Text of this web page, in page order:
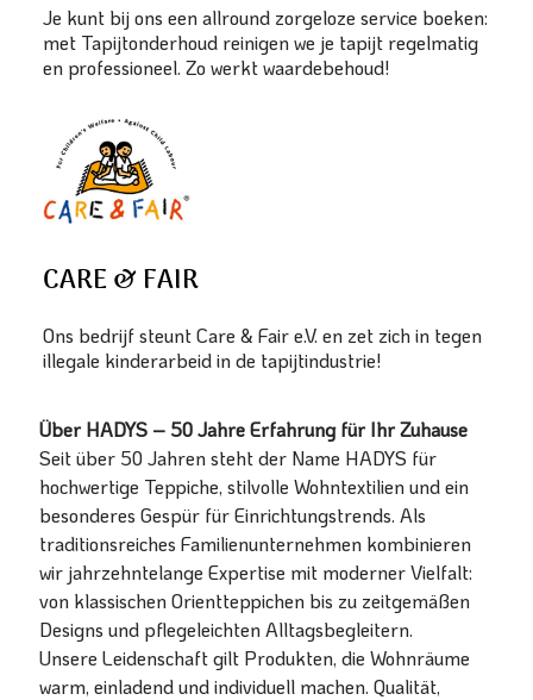
Je kunt bij ons een allround zorgeloze service boeken:
met Tapijtonderhoud reinigen we je tapijt regelmatig
en professioneel. Zo werkt waardebehoud!
CARE & FAIR
Ons bedrijf steunt Care & Fair e.V. en zet zich in tegen
illegale kinderarbeid in de tapijtindustrie!
Über HADYS – 50 Jahre Erfahrung für Ihr Zuhause
Seit über 50 Jahren steht der Name HADYS für
hochwertige Teppiche, stilvolle Wohntextilien und ein
besonderes Gespür für Einrichtungstrends. Als
traditionsreiches Familienunternehmen kombinieren
wir jahrzehntelange Expertise mit moderner Vielfalt:
von klassischen Orientteppichen bis zu zeitgemäßen
Designs und pflegeleichten Alltagsbegleitern.
Unsere Leidenschaft gilt Produkten, die Wohnräume
warm, einladend und individuell machen. Qualität,